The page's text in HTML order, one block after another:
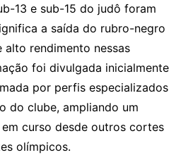
13 e sub-15 do judô foram
a saída do rubro-negro
rendimento nessas
foi divulgada inicialmente
por perfis especializados
do clube, ampliando um
curso desde outros cortes
olímpicos.